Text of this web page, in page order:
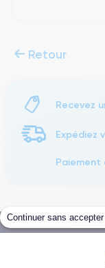
Continuer sans accepter
Retour
Recevez
Expédiez
Paiement